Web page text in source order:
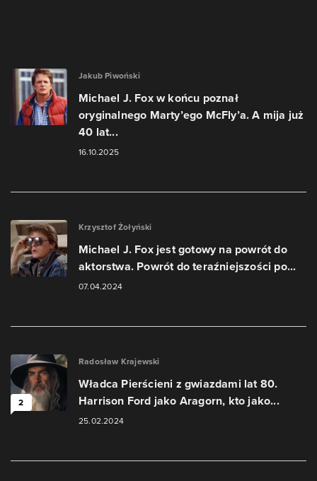
Jakub Piwoński
Michael J. Fox w końcu poznał
oryginalnego Marty’ego McFly’a. A mija już
40 lat...
16.10.2025
Krzysztof Żołyński
Michael J. Fox jest gotowy na powrót do
aktorstwa. Powrót do teraźniejszości po...
07.04.2024
2
Radosław Krajewski
Władca Pierścieni z gwiazdami lat 80.
Harrison Ford jako Aragorn, kto jako...
25.02.2024